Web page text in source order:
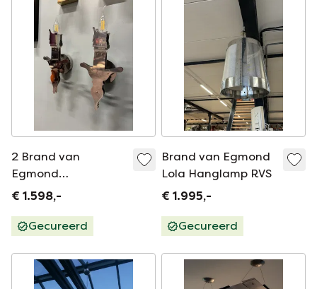
2 Brand van
Egmond
Nightwatch
€ 1.598,-
Gecureerd
Brand van Egmond
Lola Hanglamp RVS
€ 1.995,-
Gecureerd